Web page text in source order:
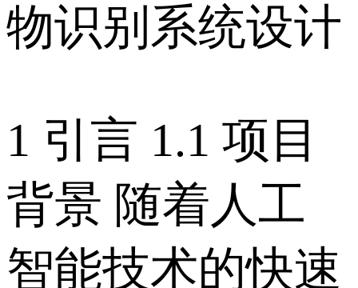
物识别系统设计
1 引言 1.1 项目
背景 随着人工
智能技术的快速